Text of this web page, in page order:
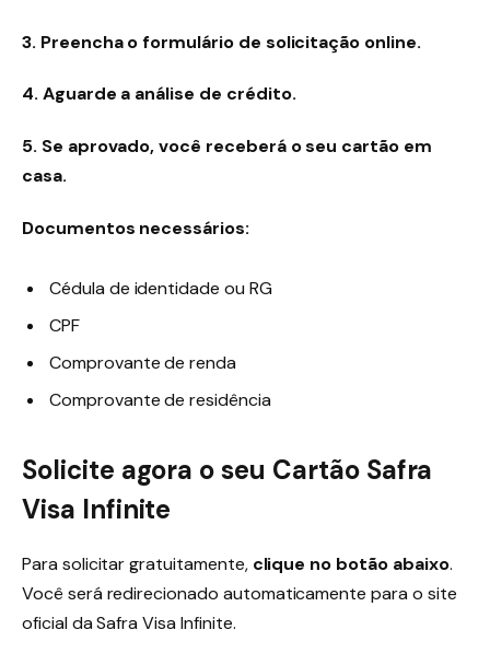
3. Preencha o formulário de solicitação online.
4. Aguarde a análise de crédito.
5. Se aprovado, você receberá o seu cartão em
casa.
Documentos necessários:
Cédula de identidade ou RG
CPF
Comprovante de renda
Comprovante de residência
Solicite agora o seu Cartão Safra
Visa Infinite
Para solicitar gratuitamente,clique no botão abaixo.
Você será redirecionado automaticamente para o site
oficial da Safra Visa Infinite.